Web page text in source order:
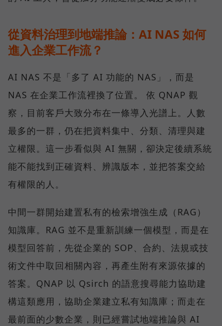
從資料治理到地端推論：AI NAS 如何
進入企業工作流？
AI NAS 不是「多了 AI 功能的 NAS」，而是
NAS 在企業工作流裡換了位置。 依 QNAP 觀
察，目前客戶大致分布在一條導入光譜上。人數
最多的一群，仍在把資料集中、分類、清理與建
立權限。這一步看似與 AI 無關，卻決定後續系統
能不能找到正確資料、辨識版本，並把答案交給
有權限的人。
中間一群開始建置私有的檢索增強生成（RAG）
知識庫。RAG 並不是重新訓練一個模型，而是在
模型回答前，先從企業的 SOP、合約、法規或技
術文件中取回相關內容，再產生附有來源依據的
答案。QNAP 以 Qsirch 的語意搜尋能力協助建
構這類應用，協助企業建立私有知識庫；而走在
最前面的少數企業，則已經嘗試地端推論與 AI